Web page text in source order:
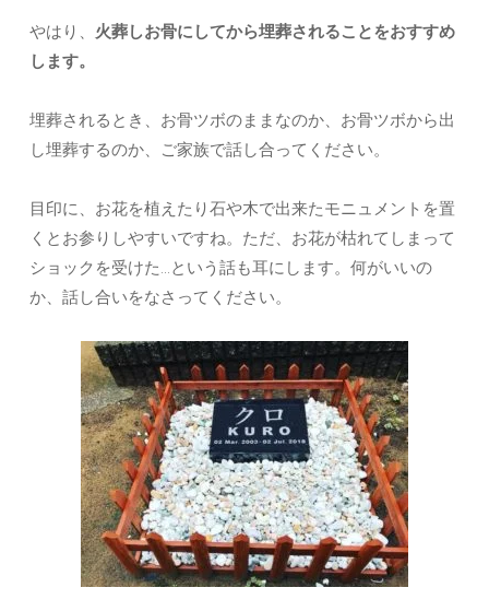
やはり、 火葬しお骨にしてから埋葬されることをおすすめ
します。
埋葬されるとき、お骨ツボのままなのか、お骨ツボから出
し埋葬するのか、ご家族で話し合ってください。
目印に、お花を植えたり石や木で出来たモニュメントを置
くとお参りしやすいですね。ただ、お花が枯れてしまって
ショックを受けた…という話も耳にします。何がいいの
か、話し合いをなさってください。